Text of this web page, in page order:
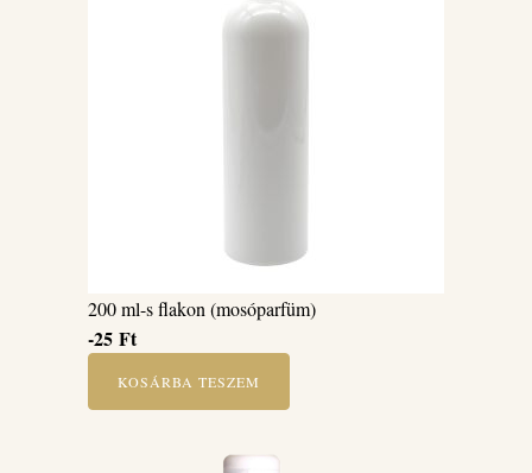
200 ml-s flakon (mosóparfüm)
-25 Ft
KOSÁRBA TESZEM